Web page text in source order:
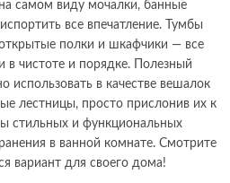
самом виду мочалки, банные
все впечатление. Тумбы
полки и шкафчики — все
чистоте и порядке. Полезный
использовать в качестве вешалок
лестницы, просто прислонив их к
стильных и функциональных
в ванной комнате. Смотрите
вариант для своего дома!